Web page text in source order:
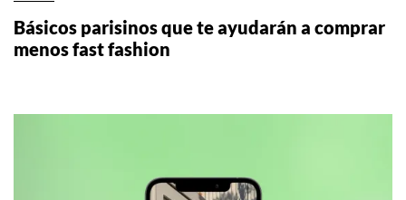
Básicos parisinos que te ayudarán a comprar
menos fast fashion